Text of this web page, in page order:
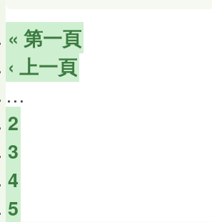
« 第一頁
‹ 上一頁
…
2
3
4
5